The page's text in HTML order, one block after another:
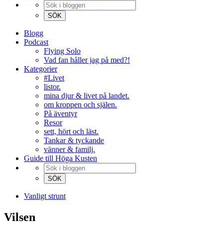
Blogg
Podcast
Flying Solo
Vad fan håller jag på med?!
Kategorier
#Livet
listor.
mina djur & livet på landet.
om kroppen och själen.
På äventyr
Resor
sett, hört och läst.
Tankar & tyckande
vänner & familj.
Guide till Höga Kusten
Vanligt strunt
Vilsen